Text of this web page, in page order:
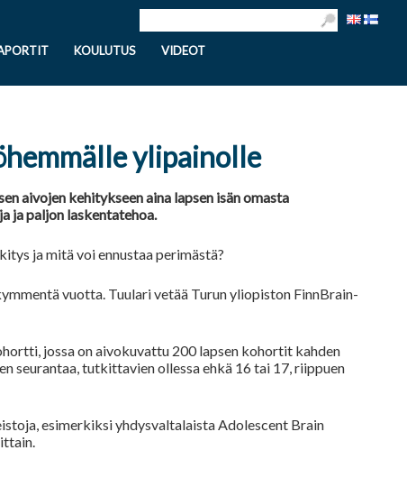
KOULUTUS VIDEOT
ylipainolle
aivojen kehitykseen aina lapsen isän omasta
ja paljon laskentatehoa.
ja mitä voi ennustaa perimästä?
vuotta. Tuulari vetää Turun yliopiston FinnBrain-
jossa on aivokuvattu 200 lapsen kohortit kahden
seurantaa, tutkittavien ollessa ehkä 16 tai 17, riippuen
esimerkiksi yhdysvaltalaista Adolescent Brain